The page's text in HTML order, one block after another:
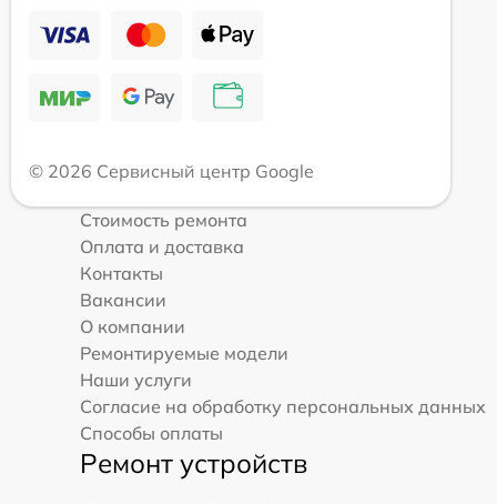
© 2026 Сервисный центр Google
Стоимость ремонта
Оплата и доставка
Контакты
Вакансии
О компании
Ремонтируемые модели
Наши услуги
Согласие на обработку персональных данных
Способы оплаты
Ремонт устройств